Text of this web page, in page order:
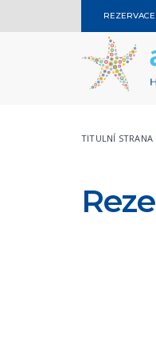
REZERVACE
TITULNÍ STRANA